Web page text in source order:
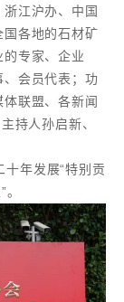
浙江沪办、中国
国各地的石材矿
专家、企业
会员代表；功
联盟、各新闻
持人孙启新、
年发展“特别贡